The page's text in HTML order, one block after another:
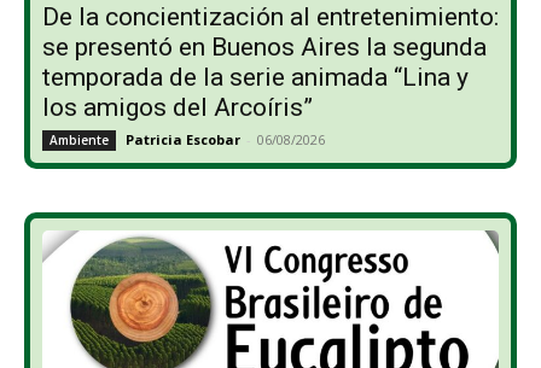
De la concientización al entretenimiento:
se presentó en Buenos Aires la segunda
temporada de la serie animada “Lina y
los amigos del Arcoíris”
Ambiente Patricia Escobar - 06/08/2026